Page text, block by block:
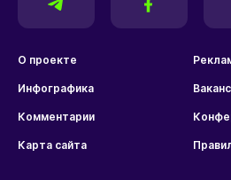
О проекте
Инфографика
Комментарии
Карта сайта